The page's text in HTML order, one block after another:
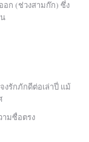
อก (ช่วงสามก๊ก) ซึ่ง
รักภักดีต่อเล่าปี่ แม้
ามซื่อตรง